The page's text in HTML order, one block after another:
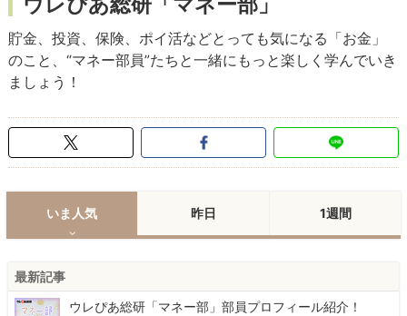
貯金、投資、保険、ポイ活などとっても気になる「お金」
のこと、“マネー部員”たちと一緒にもっと楽しく学んでいき
ましょう！
いま人気 昨日 1週間
最新記事
ウレぴあ総研「マネー部」部員プロフィール紹介！